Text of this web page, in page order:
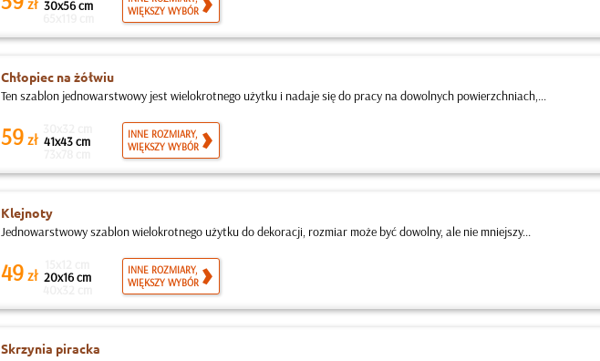
zł 30x56 cm
WIĘKSZY WYBÓR
Chłopiec na żółwiu
Ten szablon jednowarstwowy jest wielokrotnego użytku i nadaje się do pracy na dowolnych powierzchniach,...
59zł 41x43 cm
INNE ROZMIARY,
WIĘKSZY WYBÓR
Klejnoty
Jednowarstwowy szablon wielokrotnego użytku do dekoracji, rozmiar może być dowolny, ale nie mniejszy...
49zł 20x16 cm
INNE ROZMIARY,
WIĘKSZY WYBÓR
Skrzynia piracka